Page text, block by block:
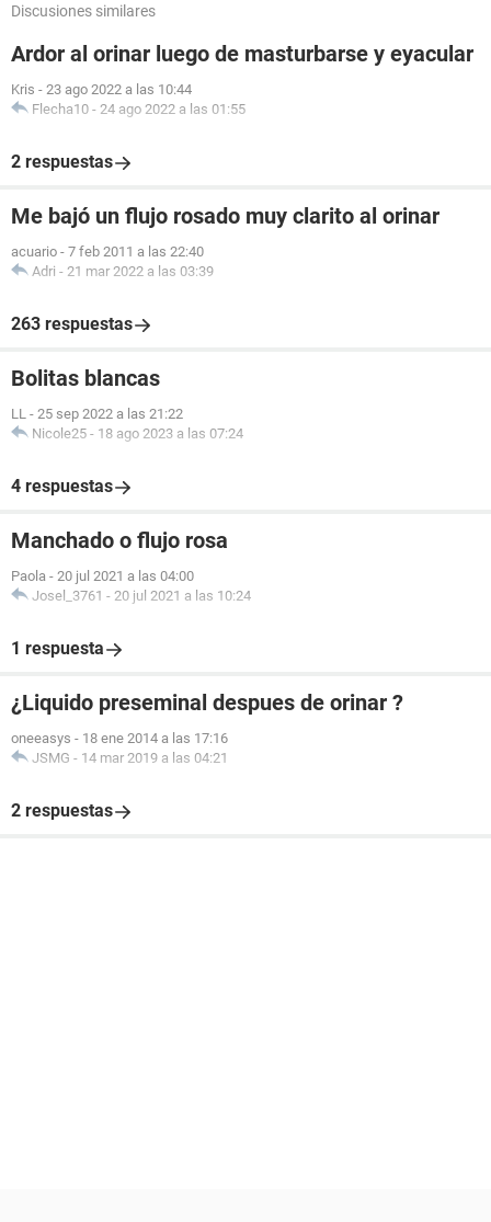
Discusiones similares
Ardor al orinar luego de masturbarse y eyacular
Kris - 23 ago 2022 a las 10:44
Flecha10 - 24 ago 2022 a las 01:55
2 respuestas
Me bajó un flujo rosado muy clarito al orinar
acuario - 7 feb 2011 a las 22:40
Adri - 21 mar 2022 a las 03:39
263 respuestas
Bolitas blancas
LL - 25 sep 2022 a las 21:22
Nicole25 - 18 ago 2023 a las 07:24
4 respuestas
Manchado o flujo rosa
Paola - 20 jul 2021 a las 04:00
Josel_3761 - 20 jul 2021 a las 10:24
1 respuesta
¿Liquido preseminal despues de orinar ?
oneeasys - 18 ene 2014 a las 17:16
JSMG - 14 mar 2019 a las 04:21
2 respuestas